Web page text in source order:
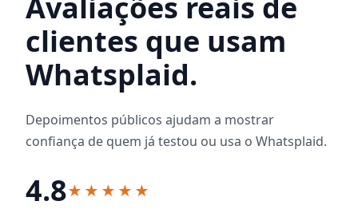
clientes que usam
Whatsplaid.
Depoimentos públicos ajudam a mostrar
confiança de quem já testou ou usa o Whatsplaid.
4.8★★★★★